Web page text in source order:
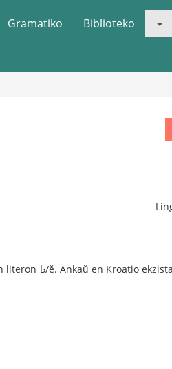
Gramatiko Biblioteko
Ѣ/ĕ. Ankaŭ en Kroatio